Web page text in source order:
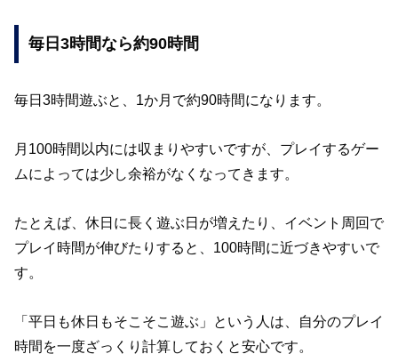
毎日3時間なら約90時間
毎日3時間遊ぶと、1か月で約90時間になります。
月100時間以内には収まりやすいですが、プレイするゲー
ムによっては少し余裕がなくなってきます。
たとえば、休日に長く遊ぶ日が増えたり、イベント周回で
プレイ時間が伸びたりすると、100時間に近づきやすいで
す。
「平日も休日もそこそこ遊ぶ」という人は、自分のプレイ
時間を一度ざっくり計算しておくと安心です。